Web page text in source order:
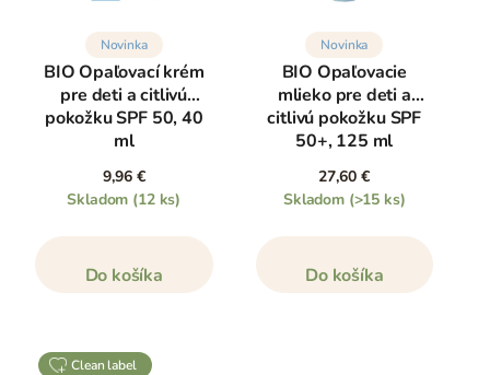
Novinka
BIO Opaľovací krém
pre deti a citlivú
pokožku SPF 50, 40
ml
9,96 €
Skladom (12 ks)
Do košíka
Novinka
BIO Opaľovacie
mlieko pre deti a
citlivú pokožku SPF
50+, 125 ml
27,60 €
Skladom (>15 ks)
Do košíka
clean label